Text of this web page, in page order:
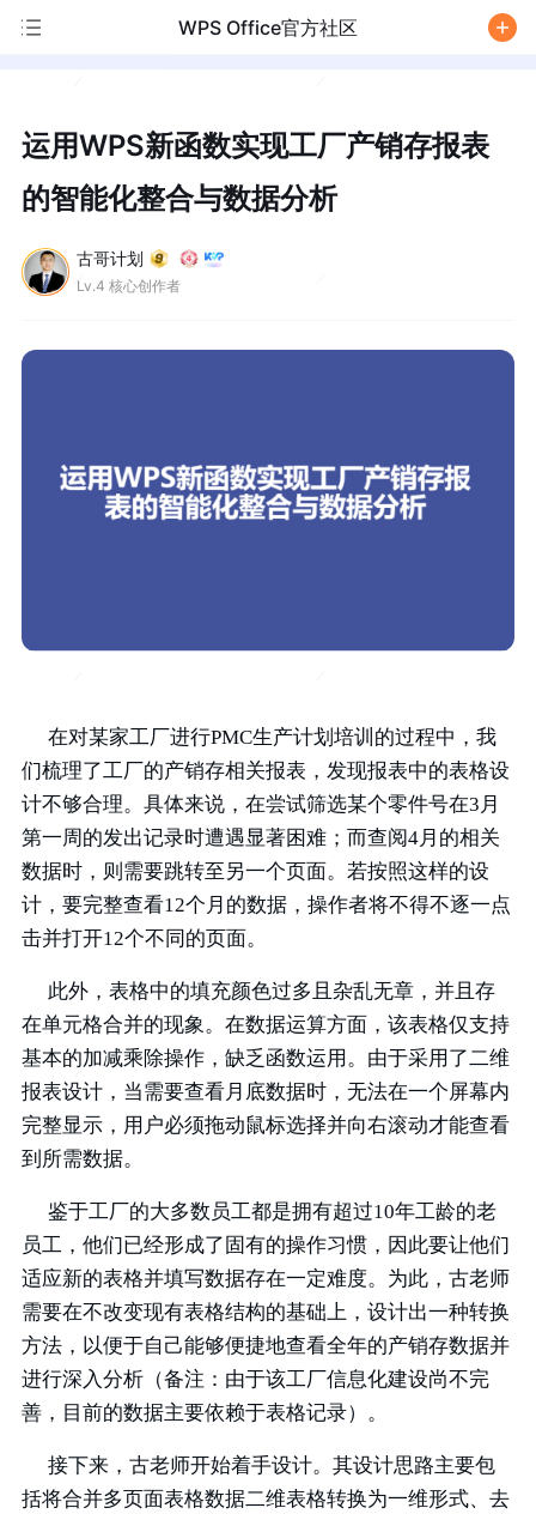
WPS Office官方社区
运用WPS新函数实现工厂产销存报表
的智能化整合与数据分析
古哥计划
Lv.4 核心创作者
在对某家工厂进行PMC生产计划培训的过程中，我
们梳理了工厂的产销存相关报表，发现报表中的表格设
计不够合理。具体来说，在尝试筛选某个零件号在3月
第一周的发出记录时遭遇显著困难；而查阅4月的相关
数据时，则需要跳转至另一个页面。若按照这样的设
计，要完整查看12个月的数据，操作者将不得不逐一点
击并打开12个不同的页面。
此外，表格中的填充颜色过多且杂乱无章，并且存
在单元格合并的现象。在数据运算方面，该表格仅支持
基本的加减乘除操作，缺乏函数运用。由于采用了二维
报表设计，当需要查看月底数据时，无法在一个屏幕内
完整显示，用户必须拖动鼠标选择并向右滚动才能查看
到所需数据。
鉴于工厂的大多数员工都是拥有超过10年工龄的老
员工，他们已经形成了固有的操作习惯，因此要让他们
适应新的表格并填写数据存在一定难度。为此，古老师
需要在不改变现有表格结构的基础上，设计出一种转换
方法，以便于自己能够便捷地查看全年的产销存数据并
进行深入分析（备注：由于该工厂信息化建设尚不完
善，目前的数据主要依赖于表格记录）。
接下来，古老师开始着手设计。其设计思路主要包
括将合并多页面表格数据二维表格转换为一维形式、去